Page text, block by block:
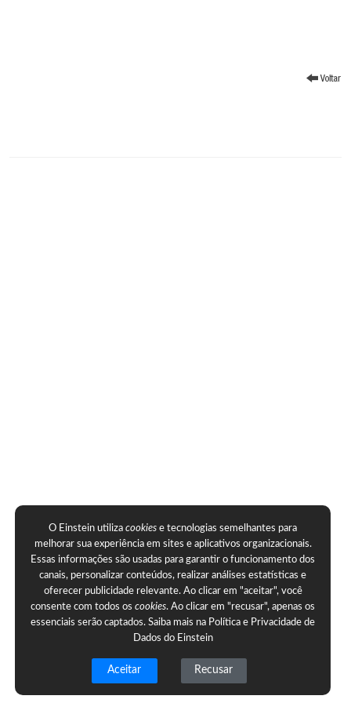
O Einstein utilizacookies e tecnologias semelhantes para
melhorar sua experiência em sites e aplicativos organizacionais.
Essas informações são usadas para garantir o funcionamento dos
canais, personalizar conteúdos, realizar análises estatísticas e
oferecer publicidade relevante. Ao clicar em "aceitar", você
consente com todos oscookies. Ao clicar em "recusar", apenas os
essenciais serão captados. Saiba mais na Política e Privacidade de
Dados do Einstein
Aceitar Recusar